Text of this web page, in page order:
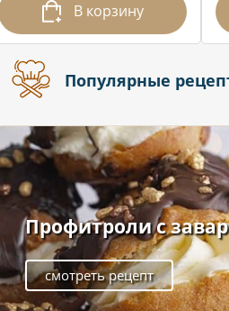
В корзину
Популярные
Профитроли с
смотреть рецепт